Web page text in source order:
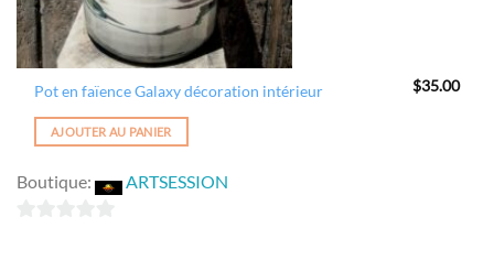
Pot en faïence Galaxy décoration intérieur $35.00
AJOUTER AU PANIER
Boutique: ARTSESSION